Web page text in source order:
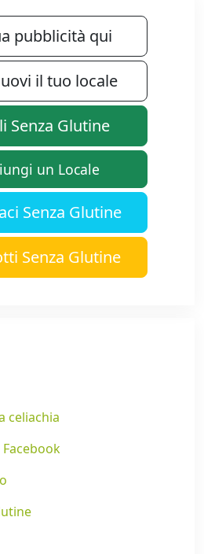
pubblicità qui
il tuo locale
Senza Glutine
un Locale
Senza Glutine
Senza Glutine
celiachia